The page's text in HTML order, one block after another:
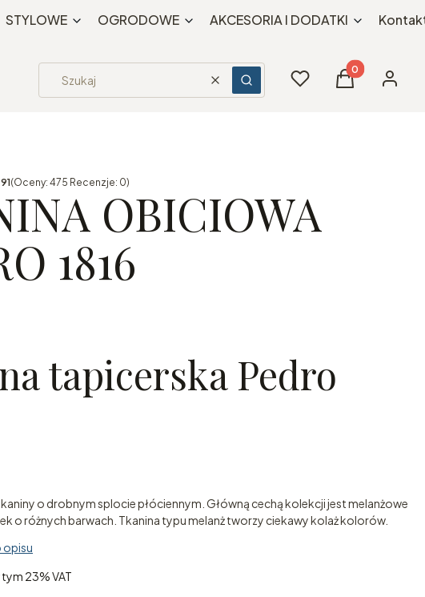
WyczyśćSzukaj
UlubioneProdukty w
Koszyk
STYLOWE OGRODOWE AKCESORIA I DODATKI
(Oceny: 475 Recenzje: 0)OBICIOWA
1816
tapicerska Pedro
o drobnym splocie płóciennym. Główną cechą kolekcji jest melanżowe
o różnych barwach. Tkanina typu melanż tworzy ciekawy kolaż kolorów.
opisu
tym 23% VAT
tym 23%VAT